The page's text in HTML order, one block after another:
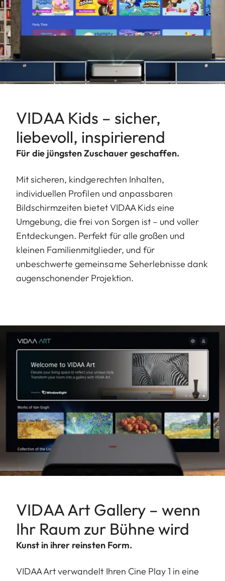
VIDAA Kids – sicher,
liebevoll, inspirierend
Für die jüngsten Zuschauer geschaffen.
Mit sicheren, kindgerechten Inhalten,
individuellen Profilen und anpassbaren
Bildschirmzeiten bietet VIDAA Kids eine
Umgebung, die frei von Sorgen ist – und voller
Entdeckungen. Perfekt für alle großen und
kleinen Familienmitglieder, und für
unbeschwerte gemeinsame Seherlebnisse dank
augenschonender Projektion.
VIDAA Art Gallery – wenn
Ihr Raum zur Bühne wird
Kunst in ihrer reinsten Form.
VIDAA Art verwandelt Ihren Cine Play 1 in eine